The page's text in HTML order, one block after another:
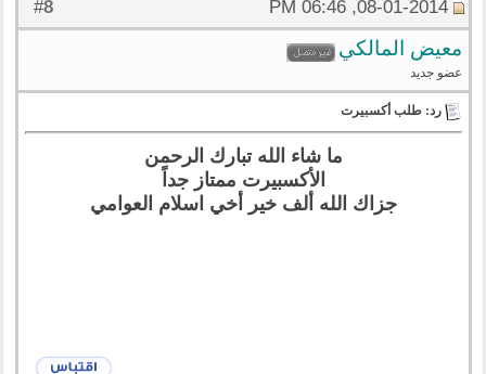
#
8 08-01-2014, 06:46 PM
معيض المالكي
عضو جديد
رد: طلب أكسبيرت
ما شاء الله تبارك الرحمن
الأكسبيرت ممتاز جداً
جزاك الله ألف خير أخي اسلام العوامي